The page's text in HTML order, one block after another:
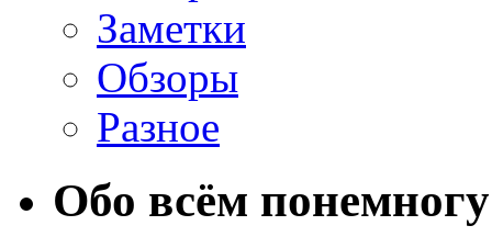
Заметки
Обзоры
Разное
Обо всём понемногу